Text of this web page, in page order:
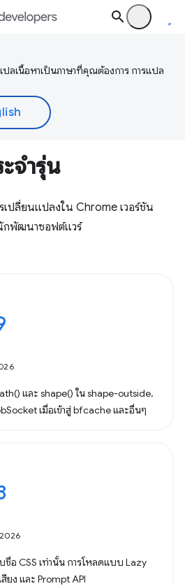
ปลเนื้อหาเป็นภาษาที่คุณต้องการ การแปล
จำรุ่น
เปลี่ยนแปลงใน Chrome เวอร์ชัน
กพัฒนาซอฟต์แวร์
และ shape() ใน shape-outside,
เมื่อเข้าสู่ bfcache และอื่นๆ
อ CSS เท่านั้น การโหลดแบบ Lazy
ยง และ Prompt API